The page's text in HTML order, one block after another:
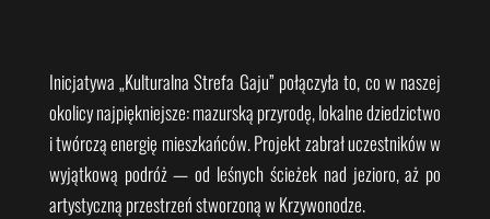
Inicjatywa „Kulturalna Strefa Gaju” połączyła to, co w naszej
okolicy najpiękniejsze: mazurską przyrodę, lokalne dziedzictwo
i twórczą energię mieszkańców. Projekt zabrał uczestników w
wyjątkową podróż — od leśnych ścieżek nad jezioro, aż po
artystyczną przestrzeń stworzoną w Krzywonodze.